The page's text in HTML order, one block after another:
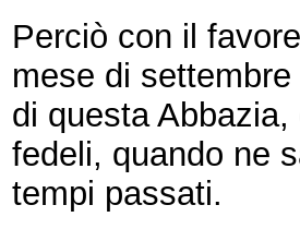
Perciò con il
mese di
di questa
fedeli, quando ne
tempi passati.